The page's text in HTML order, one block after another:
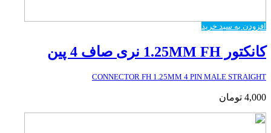
افزودن به سبد خرید
کانکتور 1.25MM FH نری صاف 4 پین
CONNECTOR FH 1.25MM 4 PIN MALE STRAIGHT
4,000 تومان